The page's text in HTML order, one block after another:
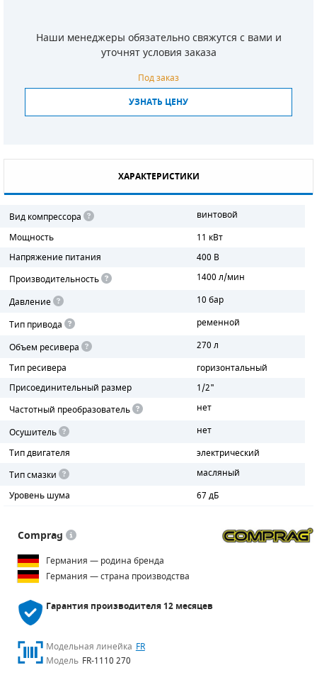
Наши менеджеры обязательно свяжутся с вами и
уточнят условия заказа
Под заказ
УЗНАТЬ ЦЕНУ
ХАРАКТЕРИСТИКИ
Вид компрессора
винтовой
Мощность
11 кВт
Напряжение питания
400 В
Производительность
1400 л/мин
Давление
10 бар
Тип привода
ременной
Объем ресивера
270 л
Тип ресивера
горизонтальный
Присоединительный размер
1/2"
Частотный преобразователь
нет
Осушитель
нет
Тип двигателя
электрический
Тип смазки
масляный
Уровень шума
67 дБ
Comprag
Германия — родина бренда
Германия — страна производства
Гарантия производителя12 месяцев
Модельная линейка FR
Модель FR-1110 270
ФИЛЬТРОВ
ДИЗЕЛЬНЫЕ ДВИГАТЕЛИ
ДЕТАЛИ ДВС
ФИЛЬТРЫ ТОПЛИВНЫЕ
МОТОРНОЕ МАСЛО
РАДИАТОРЫ
ПОРШНЕВЫЕ БЛОКИ
ДЕТАЛИ ПОРШНЕВЫХ КОМПРЕССОРОВ
ДЕТАЛИ СПИРАЛЬНЫХ КОМПРЕССОРОВ
ДЕТАЛИ НАСОСНОЙ ЧАСТИ
ДЕТАЛИ ПОГРУЖНЫХ НАСОСОВ
ШЛАНГИ ДЛЯ МОТОПОМП
ДЛЯ ВАКУУМНЫХ НАСОСОВ